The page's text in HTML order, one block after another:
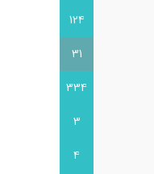
124
31
334
3
4